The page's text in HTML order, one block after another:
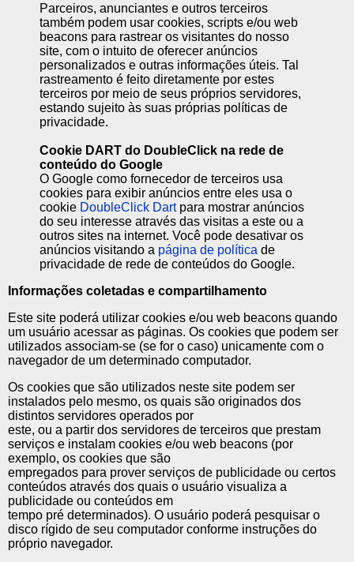
Parceiros, anunciantes e outros terceiros
também podem usar cookies, scripts e/ou web
beacons para rastrear os visitantes do nosso
site, com o intuito de oferecer anúncios
personalizados e outras informações úteis. Tal
rastreamento é feito diretamente por estes
terceiros por meio de seus próprios servidores,
estando sujeito às suas próprias políticas de
privacidade.
Cookie DART do DoubleClick na rede de
conteúdo do Google
O Google como fornecedor de terceiros usa
cookies para exibir anúncios entre eles usa o
cookie DoubleClick Dartpara mostrar anúncios
do seu interesse através das visitas a este ou a
outros sites na internet. Você pode desativar os
anúncios visitando a página de política de
privacidade de rede de conteúdos do Google.
Informações coletadas e compartilhamento
Este site poderá utilizar cookies e/ou web beacons quando
um usuário acessar as páginas. Os cookies que podem ser
utilizados associam-se (se for o caso) unicamente com o
navegador de um determinado computador.
Os cookies que são utilizados neste site podem ser
instalados pelo mesmo, os quais são originados dos
distintos servidores operados por
este, ou a partir dos servidores de terceiros que prestam
serviços e instalam cookies e/ou web beacons (por
exemplo, os cookies que são
empregados para prover serviços de publicidade ou certos
conteúdos através dos quais o usuário visualiza a
publicidade ou conteúdos em
tempo pré determinados). O usuário poderá pesquisar o
disco rígido de seu computador conforme instruções do
próprio navegador.